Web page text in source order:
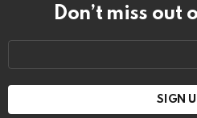
Don’t miss out